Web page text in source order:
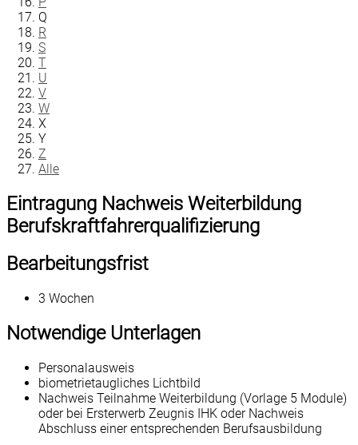
Q
R
S
T
U
V
W
X
Y
Z
Alle
Eintragung Nachweis Weiterbildung
Berufskraftfahrerqualifizierung
Bearbeitungsfrist
3 Wochen
Notwendige Unterlagen
Personalausweis
biometrietaugliches Lichtbild
Nachweis Teilnahme Weiterbildung (Vorlage 5 Module)
oder bei Ersterwerb Zeugnis IHK oder Nachweis
Abschluss einer entsprechenden Berufsausbildung